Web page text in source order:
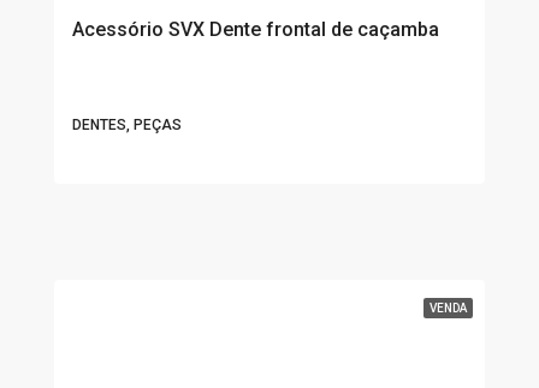
Acessório SVX Dente frontal de caçamba
DENTES, PEÇAS
VENDA